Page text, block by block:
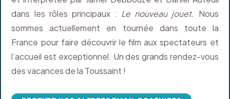
dans les rôles principaux : Le nouveau jouet. Nous
sommes actuellement en tournée dans toute la
France pour faire découvrir le film aux spectateurs et
l’accueil est exceptionnel. Un des grands rendez-vous
des vacances de la Toussaint !